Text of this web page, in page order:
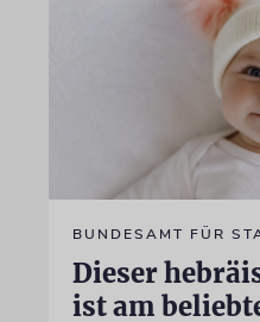
BUNDESAMT FÜR
Dieser
ist am